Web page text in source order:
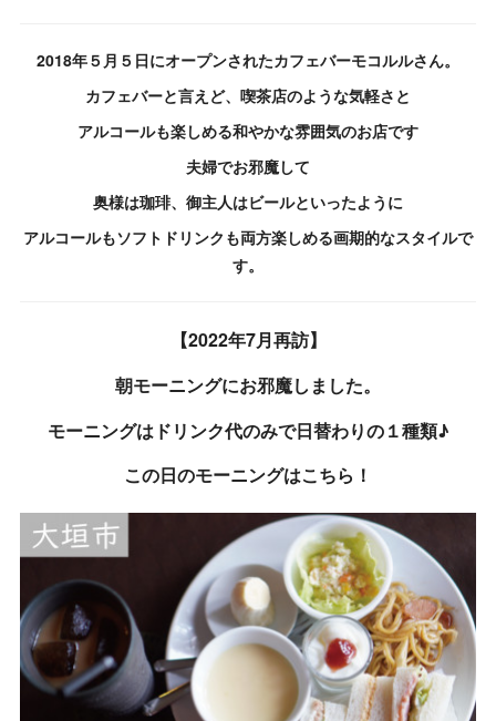
2018年５月５日にオープンされたカフェバーモコルルさん。
カフェバーと言えど、喫茶店のような気軽さと
アルコールも楽しめる和やかな雰囲気のお店です
夫婦でお邪魔して
奥様は珈琲、御主人はビールといったように
アルコールもソフトドリンクも両方楽しめる画期的なスタイルで
す。
【2022年7月再訪】
朝モーニングにお邪魔しました。
モーニングはドリンク代のみで日替わりの１種類♪
この日のモーニングはこちら！